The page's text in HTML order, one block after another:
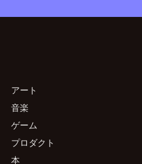
アート
音楽
ゲーム
プロダクト
本